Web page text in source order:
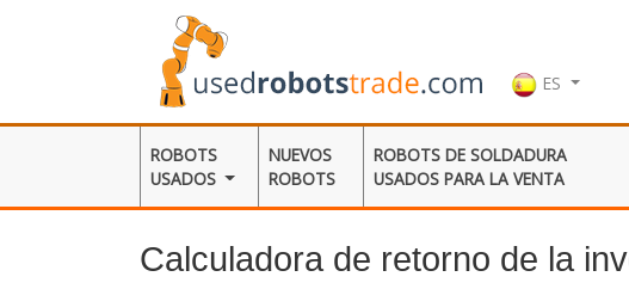
ES
ROBOTS
USADOS
NUEVOS
ROBOTS
ROBOTS DE SOLDADURA
USADOS ​​PARA LA VENTA
Calculadora de retorno de la